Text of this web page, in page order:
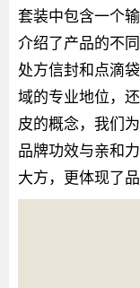
套装中包含一个
介绍了产品的不同
处方信封和点滴
域的专业地位，
皮的概念，我们
品牌功效与亲和
大方，更体现了